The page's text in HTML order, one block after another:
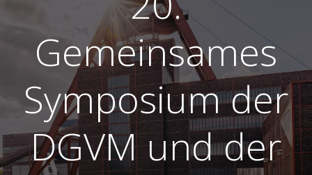
Gemeinsames
Symposium der
DGVM und der